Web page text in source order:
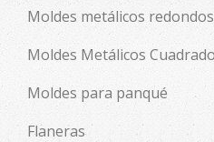
Moldes metálicos redondos
Moldes Metálicos
Moldes para panqué
Flaneras